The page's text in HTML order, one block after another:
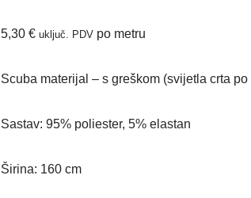
5,30€ uključ. PDV po metru
Scuba materijal – s greškom (svijetla crta
Sastav: 95% poliester, 5% elastan
Širina: 160 cm